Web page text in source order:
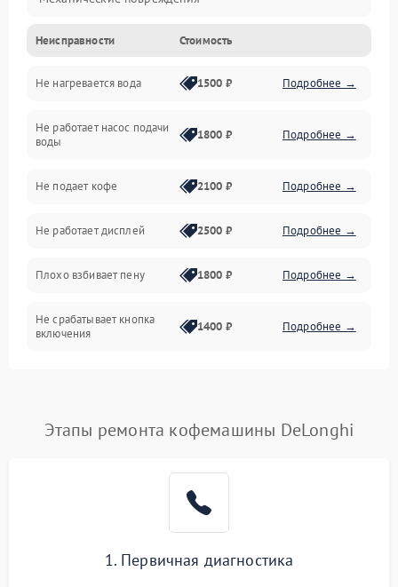
Прочие неисправности
Включение и работа
Проблемы с водой
Проблемы с капучинатором и паром
Управление и электроника
Программное обеспечение
Неисправности Стоимость
Не нагревается вода 1500 ₽ Подробнее →
Не работает насос подачи
воды
1800 ₽ Подробнее →
Не подает кофе 2100 ₽ Подробнее →
Не работает дисплей 2500 ₽ Подробнее →
Плохо взбивает пену 1800 ₽ Подробнее →
Не срабатывает кнопка
включения
1400 ₽ Подробнее →
Постоянные сбои в работе Подробнее →
Этапы ремонта кофемашины DeLonghi
1. Первичная диагностика